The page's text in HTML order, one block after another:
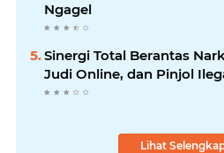
Ngagel
Sinergi Total Berantas
Judi Online, dan Pinjol
Lihat